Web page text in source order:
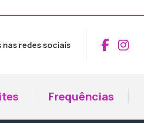
nas redes sociais
Frequências